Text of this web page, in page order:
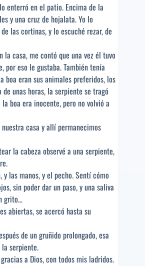
enterró en el patio. Encima de la
y una cruz de hojalata. Yo lo
las cortinas, y lo escuché rezar, de
la casa, me contó que una vez él tuvo
por eso le gustaba. También tenía
boa eran sus animales preferidos, los
unas horas, la serpiente se tragó
boa era inocente, pero no volvió a
casa y allí permanecimos
la cabeza observé a una serpiente,
y las manos, y el pecho. Sentí cómo
sin poder dar un paso, y una saliva
grito…
abiertas, se acercó hasta su
de un gruñido prolongado, esa
serpiente.
a Dios, con todos mis ladridos.